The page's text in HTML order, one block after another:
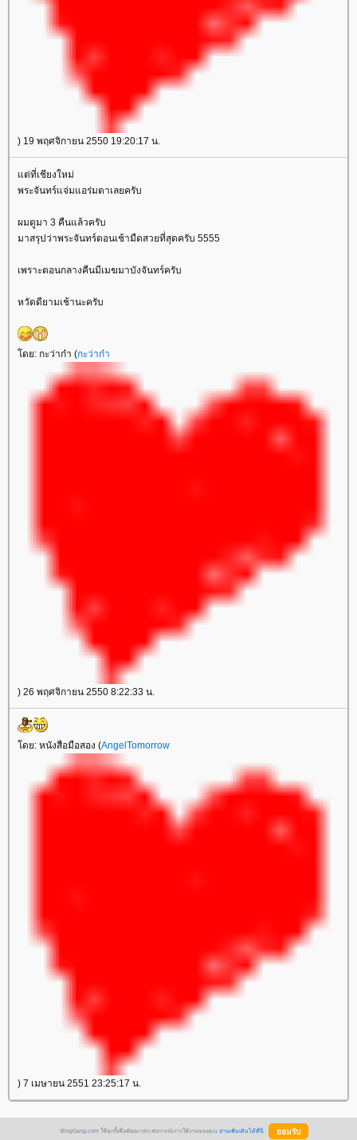
) 19 พฤศจิกายน 2550 19:20:17 น.
ต่ที่เชียงใหม่
พระจันทร์แจ่มแอร่มตาเลยครับ
ผมดูมา 3 คืนแล้วครับ
มาสรุปว่าพระจันทร์ตอนเช้ามืดสวยที่สุดครับ 5555
เพราะตอนกลางคืนมีเมฆมาบังจันทร์ครับ
หวัดดียามเช้านะครับ
ดย: กะว่าก๋า (กะว่าก๋า
) 26 พฤศจิกายน 2550 8:22:33 น.
ดย: หนังสือมือสอง (AngelTomorrow
) 7 เมษายน 2551 23:25:17 น.
BlogGang.com ใช้คุกกี้เพื่อพัฒนาประสบการณ์การใช้งานของคุณ อ่านเพิ่มเติมได้ที่นี่